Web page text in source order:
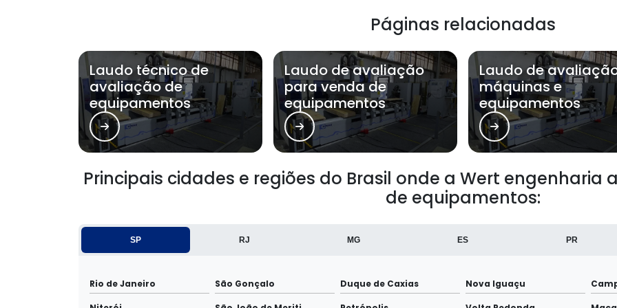
Páginas relacionadas
Laudo técnico de
avaliação de
equipamentos
Laudo de avaliação
para venda de
equipamentos
Laudo de
máquinas e
equipamentos
Principais cidades e regiões do Brasil onde a Wert
de equipamentos:
SP RJ MG ES PR
Rio de Janeiro São Gonçalo Duque de Caxias Nova Iguaçu